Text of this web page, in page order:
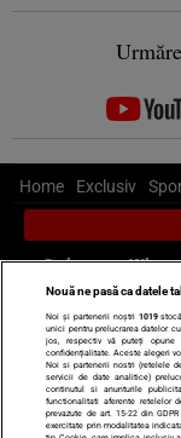
Home Exclusiv
Scrie-ne pe
Știri
Ultimele stiri
Diete
Nouă ne pasă ca datele
Noi și partenerii noștri 1019
unici pentru prelucrarea datelor
jos, respectiv vă puteți
confidențialitate. Aceste alegeri
Noi si partenerii nostri (retelele
servicii de date analitice)
continutul si anunturile
functionalitati aferente retelelor
prevazute de art. 15-22 din
exercitate prin modalitatea